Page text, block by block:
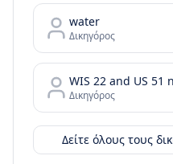
water
Δικηγόρος
Δικηγόρος
Δείτε όλους τους